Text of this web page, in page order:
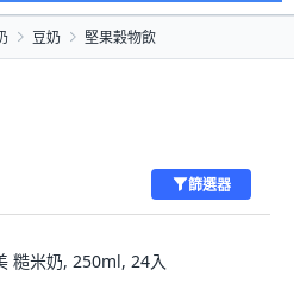
豆奶 堅果穀物飲
篩選器
糙米奶, 250ml, 24入